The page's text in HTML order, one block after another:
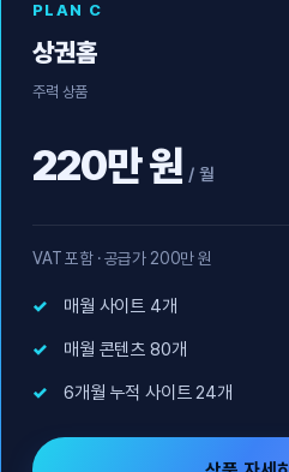
PLAN C
상권홈
주력 상품
220만 원 / 월
VAT 포함 · 공급가 200만 원
매월 사이트 4개
매월 콘텐츠 80개
6개월 누적 사이트 24개